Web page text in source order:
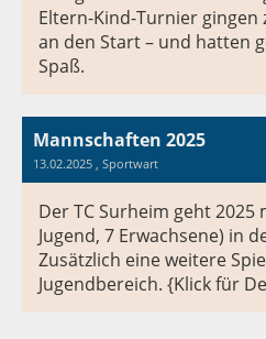
Eltern-Kind-Turnier
an den Start – und hatten
Spaß.
Mannschaften 2025
13.02.2025 , Sportwart
Der TC Surheim geht
Jugend, 7 Erwachsene) in
Zusätzlich eine weitere
Jugendbereich. {Klick für